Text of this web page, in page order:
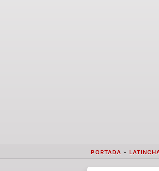
PORTADA »